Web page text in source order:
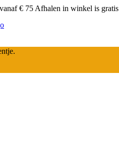
€ 75 Afhalen in winkel is gratis